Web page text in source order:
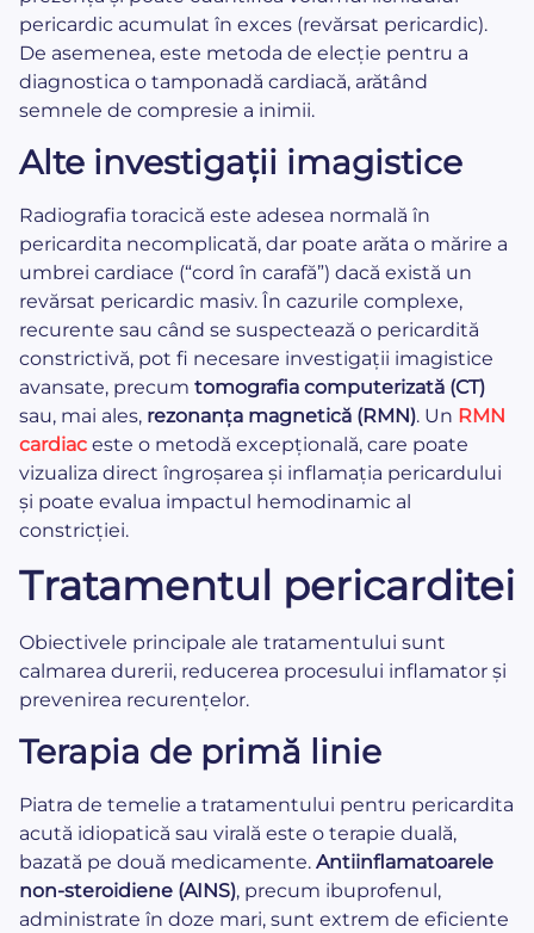
pericardic acumulat în exces (revărsat pericardic).
De asemenea, este metoda de elecție pentru a
diagnostica o tamponadă cardiacă, arătând
semnele de compresie a inimii.
Alte investigații imagistice
Radiografia toracică este adesea normală în
pericardita necomplicată, dar poate arăta o mărire a
umbrei cardiace (“cord în carafă”) dacă există un
revărsat pericardic masiv. În cazurile complexe,
recurente sau când se suspectează o pericardită
constrictivă, pot fi necesare investigații imagistice
avansate, precum tomografia computerizată (CT)
sau, mai ales, rezonanța magnetică (RMN). Un RMN
cardiac este o metodă excepțională, care poate
vizualiza direct îngroșarea și inflamația pericardului
și poate evalua impactul hemodinamic al
constricției.
Tratamentul pericarditei
Obiectivele principale ale tratamentului sunt
calmarea durerii, reducerea procesului inflamator și
prevenirea recurențelor.
Terapia de primă linie
Piatra de temelie a tratamentului pentru pericardita
acută idiopatică sau virală este o terapie duală,
bazată pe două medicamente. Antiinflamatoarele
non-steroidiene (AINS), precum ibuprofenul,
administrate în doze mari, sunt extrem de eficiente